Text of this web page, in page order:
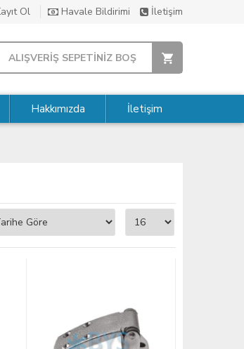
Ol Havale Bildirimi İletişim
ALIŞVERİŞ SEPETİNİZ BOŞ
Hakkımızda İletişim